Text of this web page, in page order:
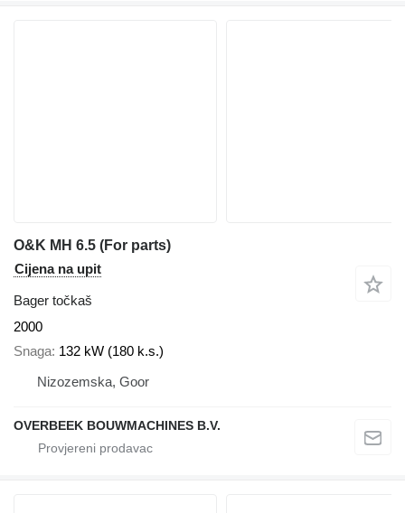
O&K MH 6.5 (For parts)
Cijena na upit
Bager točkaš
2000
Snaga 132 kW (180 k.s.)
Nizozemska, Goor
OVERBEEK BOUWMACHINES B.V.